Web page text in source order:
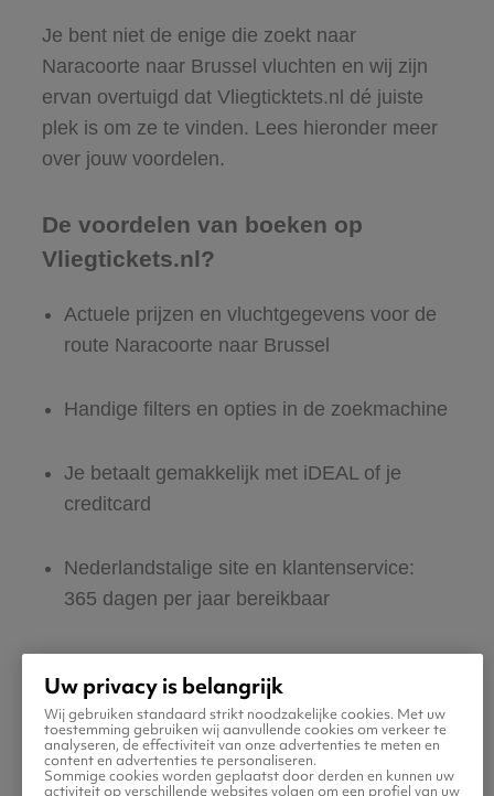
Je bent niet de enige die zoekt naar
Naracoorte naar Brussel vluchten en wij zijn
ervan overtuigd dat Vliegticktets.nl dé juiste
plek is om ze te vinden. Lees hieronder meer
over jouw voordelen.
De voordelen van boeken op
Vliegtickets.nl?
Actuele prijzen en vluchtgegevens voor de
route Naracoorte naar Brussel
Handige filters en opties in de zoekmachine
Je betaalt gemakkelijk met iDEAL of je
creditcard
Nederlandstalige site en klantenservice:
365 dagen per jaar bereikbaar
Boek ook direct een hotel of huurauto voor
in Brussel
Uw privacy is belangrijk
Wij gebruiken standaard strikt noodzakelijke cookies. Met uw
toestemming gebruiken wij aanvullende cookies om verkeer te
analyseren, de effectiviteit van onze advertenties te meten en
content en advertenties te personaliseren.
Sommige cookies worden geplaatst door derden en kunnen uw
activiteit op verschillende websites volgen om een profiel van uw